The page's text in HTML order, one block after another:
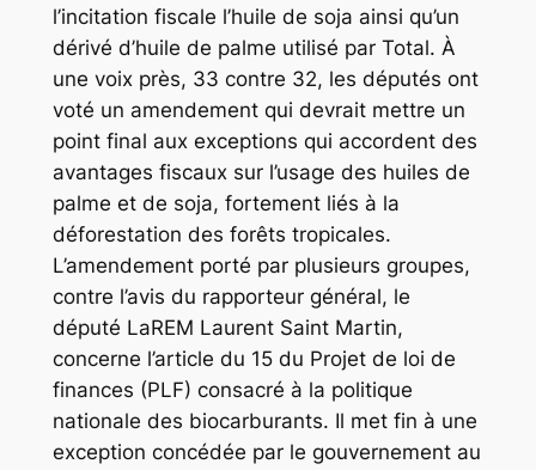
l’incitation fiscale l’huile de soja ainsi qu’un
dérivé d’huile de palme utilisé par Total. À
une voix près, 33 contre 32, les députés ont
voté un amendement qui devrait mettre un
point final aux exceptions qui accordent des
avantages fiscaux sur l’usage des huiles de
palme et de soja, fortement liés à la
déforestation des forêts tropicales.
L’amendement porté par plusieurs groupes,
contre l’avis du rapporteur général, le
député LaREM Laurent Saint Martin,
concerne l’article du 15 du Projet de loi de
finances (PLF) consacré à la politique
nationale des biocarburants. Il met fin à une
exception concédée par le gouvernement au